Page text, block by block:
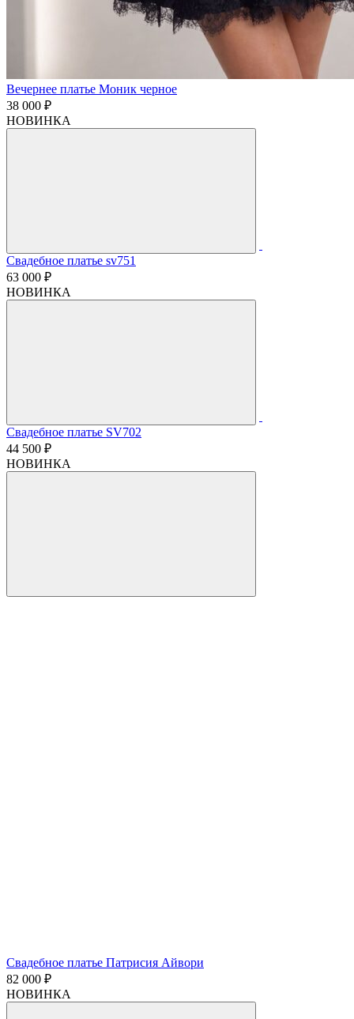
Вечернее платье Моник черное
38 000 ₽
НОВИНКА
Свадебное платье sv751
63 000 ₽
НОВИНКА
Свадебное платье SV702
44 500 ₽
НОВИНКА
Свадебное платье Патрисия Айвори
82 000 ₽
НОВИНКА